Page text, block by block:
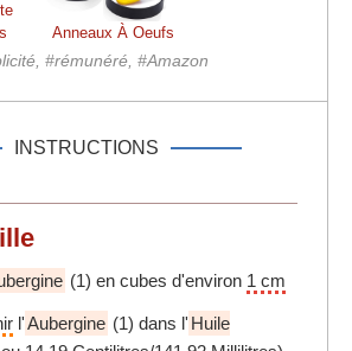
Anneaux À Oeufs
#rémunéré, #Amazon
INSTRUCTIONS
(1) en cubes d'environ 1 cm
l'Aubergine (1) dans l' Huile